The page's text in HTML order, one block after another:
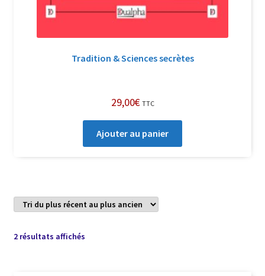
Tradition & Sciences secrètes
29,00€ TTC
Ajouter au panier
2 résultats affichésTrié